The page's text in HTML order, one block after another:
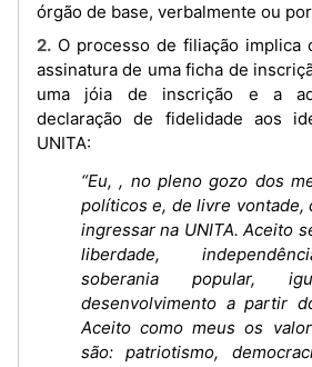
órgão de base, verbalmente ou
2. O processo de filiação implica o preenchimento e
assinatura de uma ficha de
uma jóia de inscrição e a
declaração de fidelidade aos
UNITA:
“Eu, , no pleno gozo dos
políticos e, de livre vontade,
ingressar na UNITA. Aceito
liberdade,
soberania popular,
desenvolvimento a partir
Aceito como meus os
são: patriotismo,